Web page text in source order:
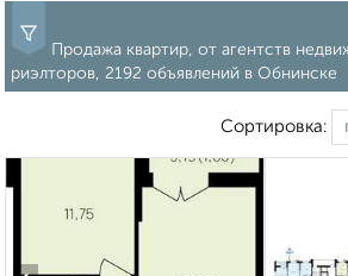
Продажа квартир, от агентств
риэлторов, 2192 объявлений в Обнинске
Сортировка: